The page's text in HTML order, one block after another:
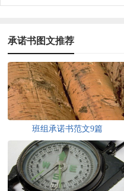
承诺书图文推荐
班组承诺书范文9篇